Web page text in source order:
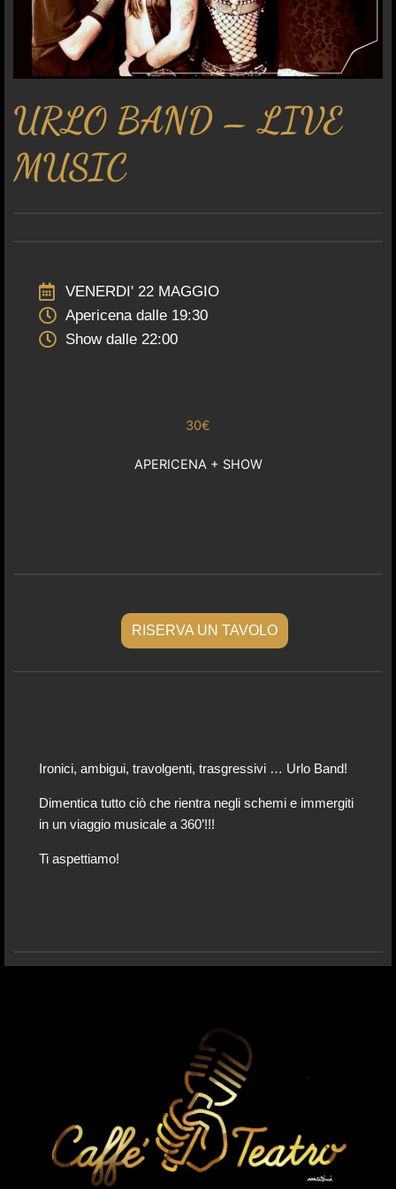
URLO BAND – LIVE
MUSIC
VENERDI' 22 MAGGIO
Apericena dalle 19:30
Show dalle 22:00
30€
APERICENA + SHOW
RISERVA UN TAVOLO
Ironici, ambigui, travolgenti, trasgressivi … Urlo Band!
Dimentica tutto ciò che rientra negli schemi e immergiti
in un viaggio musicale a 360’!!!
Ti aspettiamo!